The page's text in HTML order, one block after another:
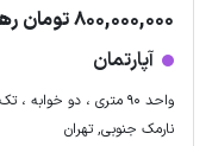
800,000,000 تومان رهن
آپارتمان
واحد ۹۰ متری ، دو خوابه ، تک واحدی
نارمک جنوبی, تهران